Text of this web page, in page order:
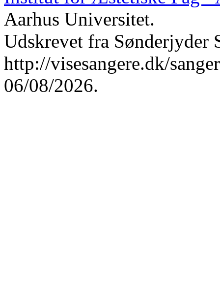
Aarhus Universitet.
Udskrevet fra Sønderjyder
http://visesangere.dk/
06/08/2026.